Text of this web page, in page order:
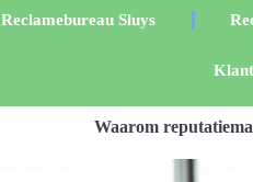
Reclamebureau Sluys
Waarom